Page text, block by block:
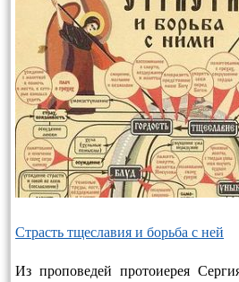
Страсть тщеславия и борьба с ней
Из проповедей протоиерея